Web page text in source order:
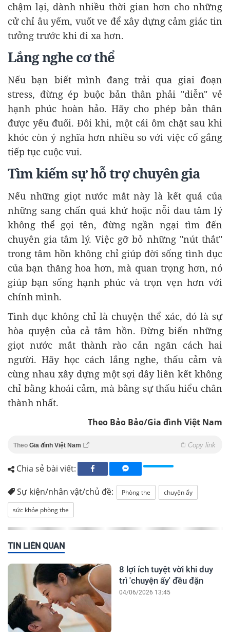
chậm lại, dành nhiều thời gian hơn cho những
cử chỉ âu yếm, vuốt ve để xây dựng cảm giác tin
tưởng trước khi đi xa hơn.
Lắng nghe cơ thể
Nếu bạn biết mình đang trải qua giai đoạn
stress, đừng ép buộc bản thân phải "diễn" vẻ
hạnh phúc hoàn hảo. Hãy cho phép bản thân
được yếu đuối. Đôi khi, một cái ôm chặt sau khi
khóc còn ý nghĩa hơn nhiều so với việc cố gắng
tiếp tục cuộc vui.
Tìm kiếm sự hỗ trợ chuyên gia
Nếu những giọt nước mắt này là kết quả của
những sang chấn quá khứ hoặc nỗi đau tâm lý
không thể gọi tên, đừng ngần ngại tìm đến
chuyên gia tâm lý. Việc gỡ bỏ những "nút thắt"
trong tâm hồn không chỉ giúp đời sống tình dục
của bạn thăng hoa hơn, mà quan trọng hơn, nó
giúp bạn sống hạnh phúc và trọn vẹn hơn với
chính mình.
Tình dục không chỉ là chuyện thể xác, đó là sự
hòa quyện của cả tâm hồn. Đừng biến những
giọt nước mắt thành rào cản ngăn cách hai
người. Hãy học cách lắng nghe, thấu cảm và
cùng nhau xây dựng một sợi dây liên kết không
chỉ bằng khoái cảm, mà bằng sự thấu hiểu chân
thành nhất.
Theo Bảo Bảo/Gia đình Việt Nam
Theo Gia đình Việt Nam Copy link
Chia sẻ bài viết:
Sự kiện/nhân vật/chủ đề: Phòng the
chuyện ấy
sức khỏe phòng the
TIN LIÊN QUAN
8 lợi ích tuyệt vời khi duy
trì 'chuyện ấy' đều đặn
04/06/2026 13:45